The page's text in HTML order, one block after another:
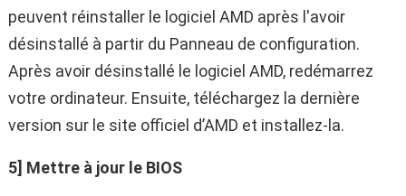
peuvent réinstaller le logiciel AMD après l'avoir
désinstallé à partir du Panneau de configuration.
Après avoir désinstallé le logiciel AMD, redémarrez
votre ordinateur. Ensuite, téléchargez la dernière
version sur le site officiel d’AMD et installez-la.
5] Mettre à jour le BIOS